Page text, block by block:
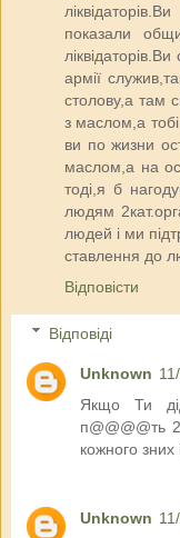
показали
армії
столову,а там
з маслом,а
ви по жизни
маслом,а на
тоді,я б
людям
людей і ми
ставлення до
Відповісти
Відповіді
Unknown
Якщо Ти
п@@@@ть
кожного
Unknown